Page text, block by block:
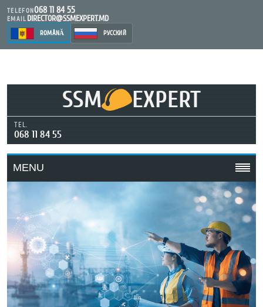
TELEFON068 11 84 55
EMAIL DIRECTOR@SSMEXPERT.MD
ROMÂNĂ РУССКИЙ
SSM EXPERT
TEL.
068 11 84 55
MENU